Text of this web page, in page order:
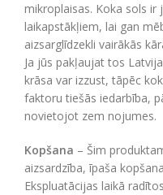
mikroplaisas. Koka sols ir
laikapstākļiem, lai gan
aizsarglīdzekli vairākās
Ja jūs pakļaujat tos
krāsa var izzust, tāpēc
faktoru tiešās iedarbība,
novietojot zem nojumes.
Kopšana – Šim
aizsardzība, īpaša
Ekspluatācijas laikā